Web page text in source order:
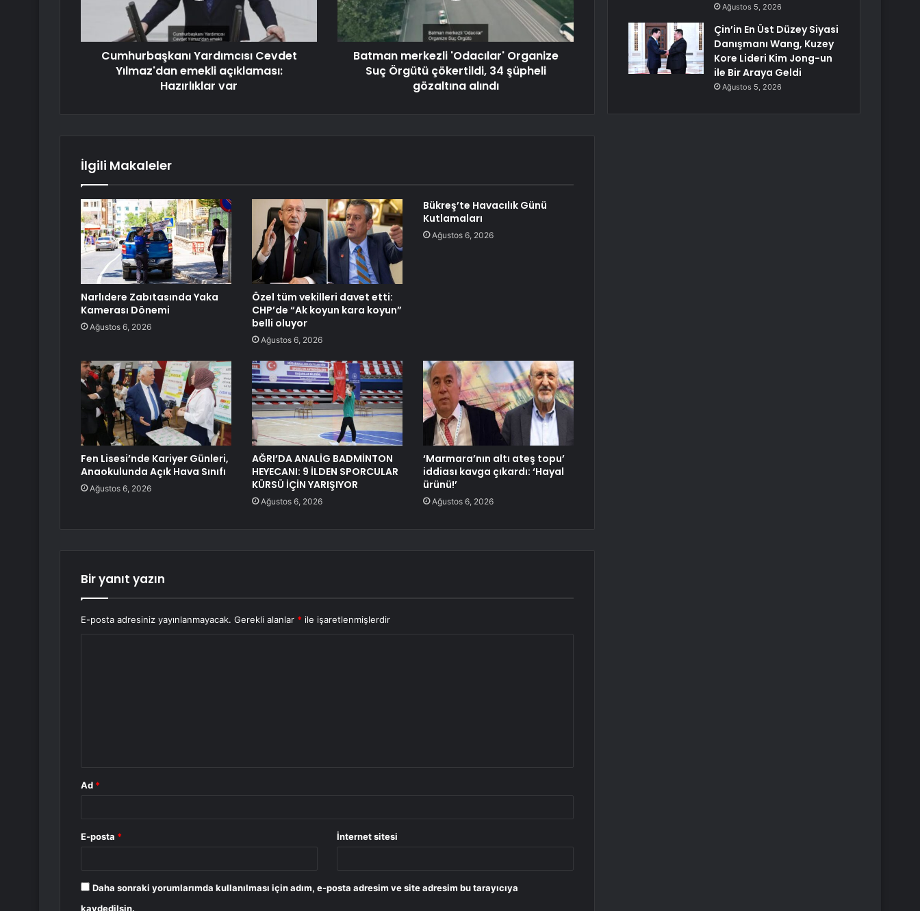
Cumhurbaşkanı Yardımcısı Cevdet
Yılmaz'dan emekli açıklaması:
Hazırlıklar var
Batman merkezli 'Odacılar' Organize
Suç Örgütü çökertildi, 34 şüpheli
gözaltına alındı
İlgili Makaleler
Narlıdere Zabıtasında Yaka
Kamerası Dönemi
Ağustos 6, 2026
Özel tüm vekilleri davet etti:
CHP’de “Ak koyun kara koyun”
belli oluyor
Ağustos 6, 2026
Bükreş’te Havacılık Günü
Kutlamaları
Ağustos 6, 2026
Fen Lisesi’nde Kariyer Günleri,
Anaokulunda Açık Hava Sınıfı
Ağustos 6, 2026
AĞRI’DA ANALİG BADMİNTON
HEYECANI: 9 İLDEN SPORCULAR
KÜRSÜ İÇİN YARIŞIYOR
Ağustos 6, 2026
‘Marmara’nın altı ateş topu’
iddiası kavga çıkardı: ‘Hayal
ürünü!’
Ağustos 6, 2026
Bir yanıt yazın
E-posta adresiniz yayınlanmayacak. Gerekli alanlar * ile işaretlenmişlerdir
Ad *
E-posta * İnternet sitesi
Daha sonraki yorumlarımda kullanılması için adım, e-posta adresim ve site adresim bu tarayıcıya
kaydedilsin.
Ağustos 5, 2026
Çin’in En Üst Düzey Siyasi
Danışmanı Wang, Kuzey
Kore Lideri Kim Jong-un
ile Bir Araya Geldi
Ağustos 5, 2026